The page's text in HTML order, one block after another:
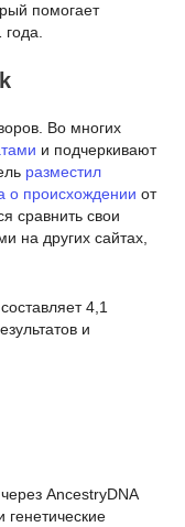
помогает
Во многих
и подчеркивают
разместил
о происхождении от
сравнить свои
на других сайтах,
4,1
и
AncestryDNA
генетические